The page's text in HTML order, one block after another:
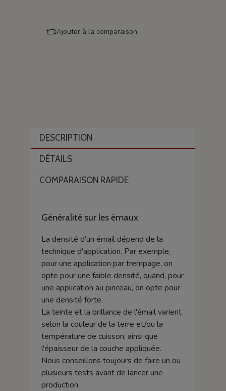
Ajouter à la comparaison
DESCRIPTION
DÉTAILS
COMPARAISON RAPIDE
Généralité sur les émaux
La densité d’un émail dépend de la
technique d'application. Par exemple,
pour une application par trempage, on
opte pour une faible densité, quand, pour
une application au pinceau, on opte pour
une densité forte.
La teinte et la brillance de l'émail varient
selon la couleur de la terre et/ou la
température de cuisson, ainsi que
l'épaisseur de la couche appliquée.
Nous conseillons toujours de faire un ou
plusieurs tests avant de lancer une
production.